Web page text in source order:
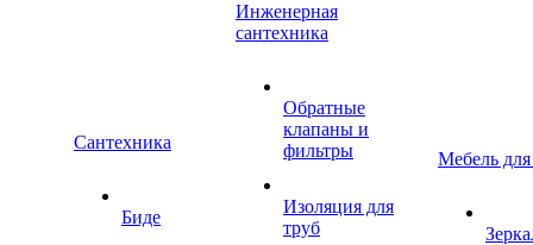
Сантехника
Биде
Инженерная
сантехника
Обратные
клапаны и
фильтры
Изоляция для
труб
Мебель